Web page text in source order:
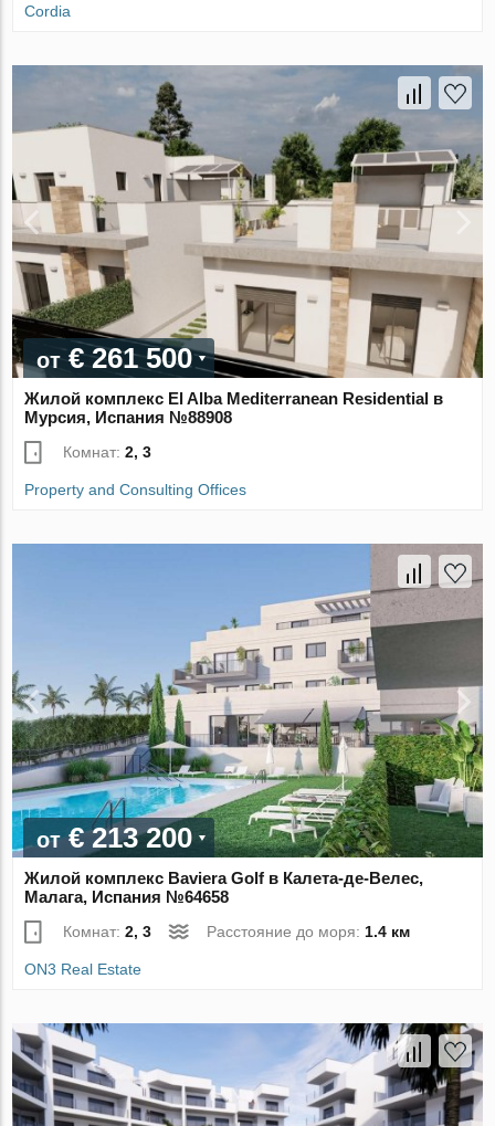
Cordia
от€ 261 500
Жилой комплекс El Alba Mediterranean Residential в
Мурсия, Испания №88908
Комнат:2, 3
Property and Consulting Offices
от€ 213 200
Жилой комплекс Baviera Golf в Калета-де-Велес,
Малага, Испания №64658
Комнат:2, 3 Расстояние до моря: 1.4 км
ON3 Real Estate